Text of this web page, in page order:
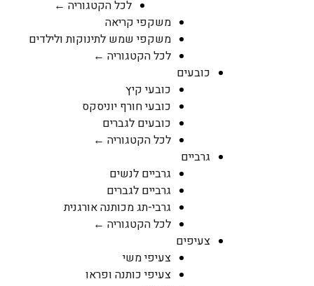
לכל הקטגוריה ←
משקפי קריאה
משקפי שמש לתינוקות ולילדים
לכל הקטגוריה ←
כובעים
כובעי קיץ
כובעי חורף יוניסקס
כובעים לגברים
לכל הקטגוריה ←
גרביים
גרביים לנשים
גרביים לגברים
גרבי-תג מכותנה אורגנית
לכל הקטגוריה ←
צעיפים
צעיפי משי
צעיפי כותנה ופראו